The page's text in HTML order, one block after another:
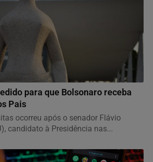
para que Bolsonaro receba
Pais
ocorreu após o senador Flávio
candidato à Presidência nas...